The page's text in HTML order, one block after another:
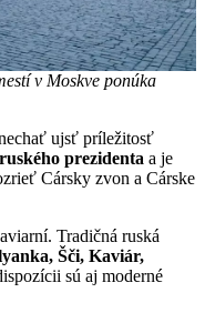
v Moskve ponúka
ujsť príležitosť
prezidenta a je
Cársky zvon a Cárske
Tradičná ruská
Šči, Kaviár,
sú aj moderné